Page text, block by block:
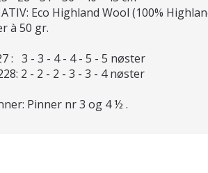
Eco Highland Wool (100%
à 50 gr.
: 3 - 3 - 4 - 4 - 5 - 5 nøster
2 - 2 - 2 - 3 - 3 - 4 nøster
Pinner nr 3 og 4 ½ .